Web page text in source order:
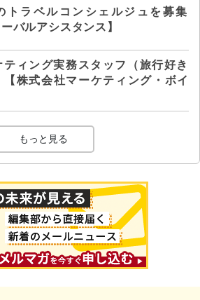
トラベルコンシェルジュを募集
バルアシスタンス】
ティング実務スタッフ（旅行好き
【株式会社マーケティング・ボイ
もっと見る